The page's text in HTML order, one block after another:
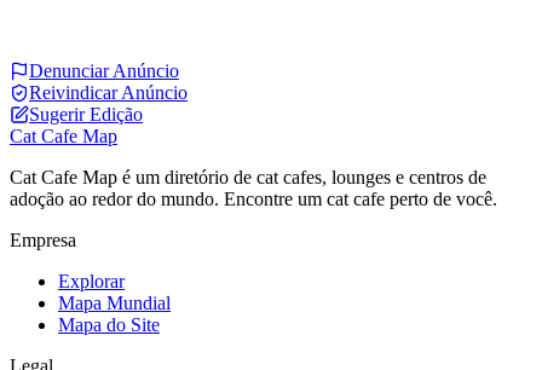
Denunciar Anúncio
Reivindicar Anúncio
Sugerir Edição
Cat Cafe Map
Cat Cafe Map é um diretório de cat cafes, lounges e centros de
adoção ao redor do mundo. Encontre um cat cafe perto de você.
Empresa
Explorar
Mapa Mundial
Mapa do Site